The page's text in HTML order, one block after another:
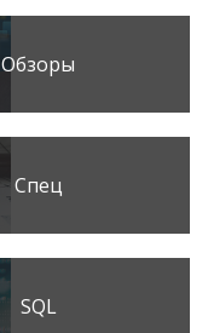
Обзоры
Спец
SQL